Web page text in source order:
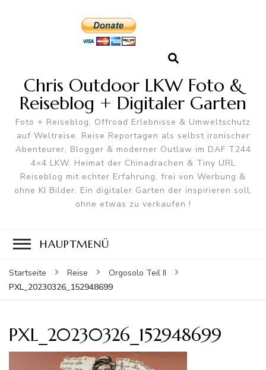
Chris Outdoor LKW Foto &
Reiseblog + Digitaler Garten
Foto + Reiseblog, Offroad Erlebnisse & Umweltschutz
auf Weltreise. Reise Reportagen als selbst ironischer
Abenteurer, Blogger & moderner Outlaw im DAF T244
4×4 LKW. Heimat der Chinadrachen & Tiny URL
Reiseblog mit echter Erfahrung, frei von Werbung &
ohne KI Bilder. Ein digitaler Garten der inspirieren soll,
ohne etwas zu verkaufen !
HAUPTMENÜ
Startseite Reise
Orgosolo Teil II
PXL_20230326_152948699
PXL_20230326_152948699